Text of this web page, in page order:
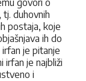
duhovnih
postaja, koje
ih do
je pitanje
irfan je najbliži
i